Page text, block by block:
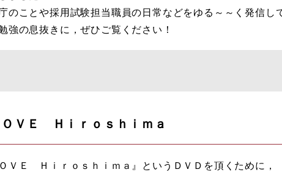
のことや採用試験担当職員の日常などをゆる～～く発信し
の息抜きに，ぜひご覧ください！
ＶＥ Ｈｉｒｏｓｈｉｍａ
ＶＥ Ｈｉｒｏｓｈｉｍａ』というＤＶＤを頂くために，